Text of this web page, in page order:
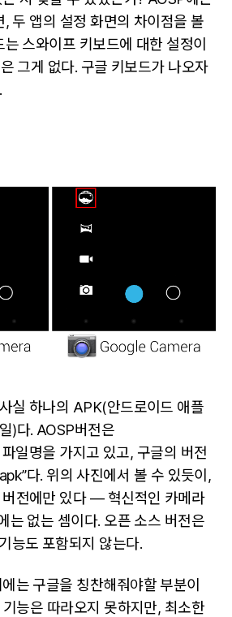
, 두 앱의 설정 화면의 차이점을 볼
스와이프 키보드에 대한 설정이
그게 없다. 구글 키보드가 나오자
실 하나의 APK(안드로이드 애플
)다. AOSP버전은
일명을 가지고 있고, 구글의 버전
다. 위의 사진에서 볼 수 있듯이,
전에만 있다 — 혁신적인 카메라
는 없는 셈이다. 오픈 소스 버전은
능도 포함되지 않는다.
는 구글을 칭찬해줘야할 부분이
능은 따라오지 못하지만, 최소한